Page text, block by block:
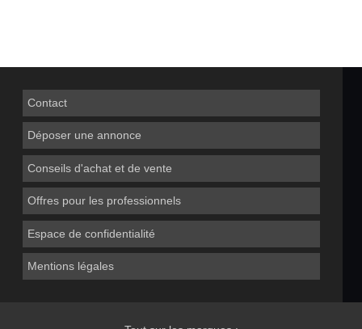
Contact
Déposer une annonce
Conseils d'achat et de vente
Offres pour les professionnels
Espace de confidentialité
Mentions légales